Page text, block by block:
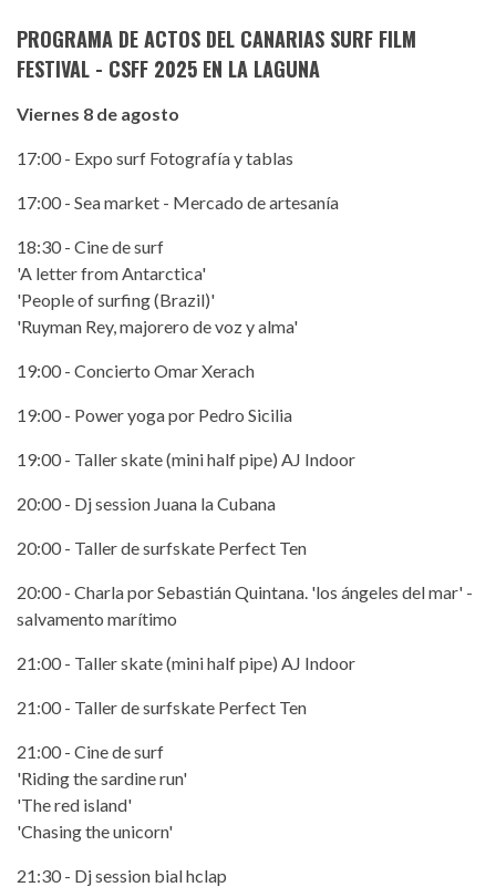
PROGRAMA DE ACTOS DEL CANARIAS SURF FILM
FESTIVAL - CSFF 2025 EN LA LAGUNA
Viernes 8 de agosto
17:00 - Expo surf Fotografía y tablas
17:00 - Sea market - Mercado de artesanía
18:30 - Cine de surf
'A letter from Antarctica'
'People of surfing (Brazil)'
'Ruyman Rey, majorero de voz y alma'
19:00 - Concierto Omar Xerach
19:00 - Power yoga por Pedro Sicilia
19:00 - Taller skate (mini half pipe) AJ Indoor
20:00 - Dj session Juana la Cubana
20:00 - Taller de surfskate Perfect Ten
20:00 - Charla por Sebastián Quintana. 'los ángeles del mar' -
salvamento marítimo
21:00 - Taller skate (mini half pipe) AJ Indoor
21:00 - Taller de surfskate Perfect Ten
21:00 - Cine de surf
'Riding the sardine run'
'The red island'
'Chasing the unicorn'
21:30 - Dj session bial hclap